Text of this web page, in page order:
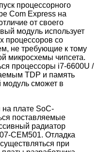
процессорного
Com Express на
от своего
модуль использует
процессоров со
не требующие к тому
микросхемы чипсета.
процессоры i7-6600U /
TDP и память
модуль сможет в
плате SoC-
поставляемые
радиатор
CEM501. Отладка
при